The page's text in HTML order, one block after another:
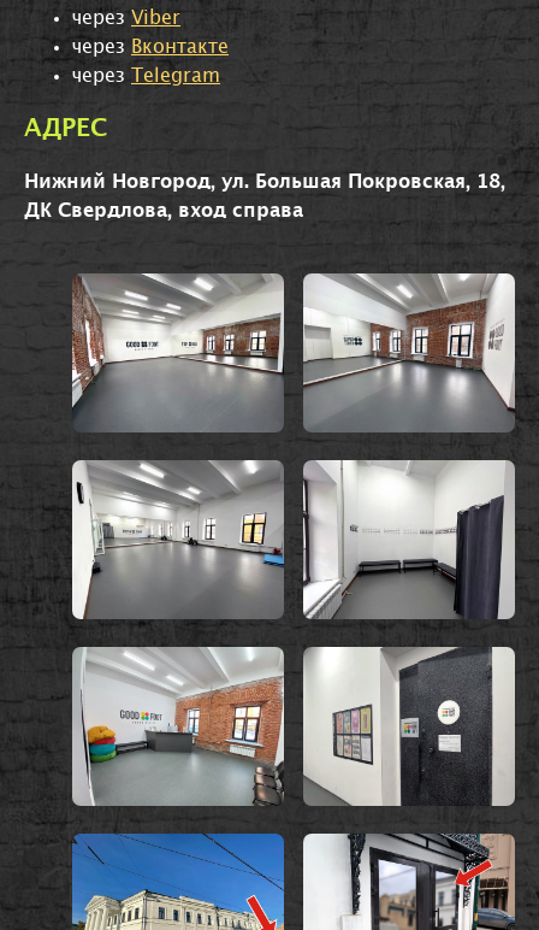
через Viber
через Вконтакте
через Telegram
АДРЕС
Нижний Новгород, ул. Большая Покровская, 18,
ДК Свердлова, вход справа